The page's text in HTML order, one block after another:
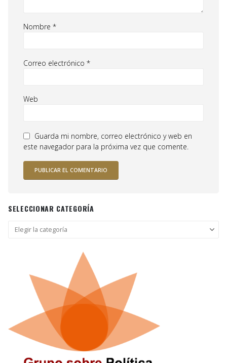
Nombre *
Correo electrónico *
Web
Guarda mi nombre, correo electrónico y web en
este navegador para la próxima vez que comente.
SELECCIONAR CATEGORÍA
Seleccionar
categoría